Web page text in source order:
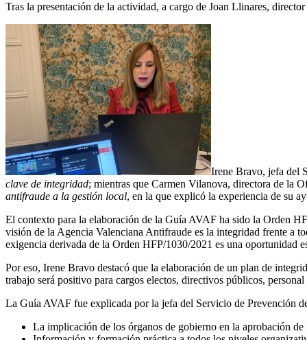
Tras la presentación de la actividad, a cargo de Joan Llinares,
Irene Bravo, jefa del
clave de integridad; mientras que Carmen Vilanova, directora de la
antifraude a la gestión local, en la que explicó la experiencia de su
El contexto para la elaboración de la Guía AVAF ha sido la Orden
visión de la Agencia Valenciana Antifraude es la integridad frente a
exigencia derivada de la Orden HFP/1030/2021 es una oportunidad
Por eso, Irene Bravo destacó que la elaboración de un plan de
trabajo será positivo para cargos electos, directivos públicos,
La Guía AVAF fue explicada por la jefa del Servicio de Prevención
La implicación de los órganos de gobierno en la aprobación